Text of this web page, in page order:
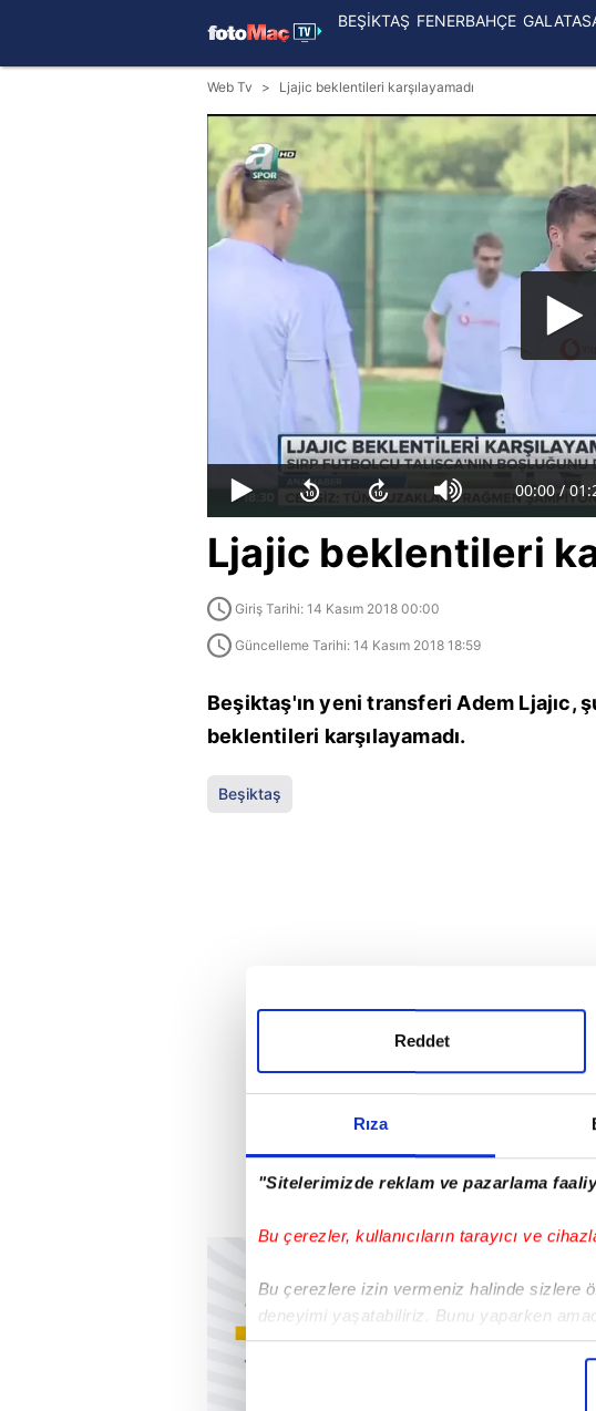
Rıza
"Sitelerimizde reklam ve pazarlama
Bu çerezler, kullanıcıların tarayıcı ve
Bu çerezlere izin vermeniz halinde sizlere
deneyimi yaşatabiliriz. Bunu yaparken
içerikleri sunabilmek adına elimizden
noktasında tek gelir kalemimiz olduğunu
Reddet
BEŞİKTAŞ FENERBAHÇE
Web Tv Ljajic beklentileri karşılayamadı
00:00 /
Ljajic beklentileri
Giriş Tarihi: 14 Kasım 2018 00:00
Güncelleme Tarihi: 14 Kasım 2018 18:59
Beşiktaş'ın yeni transferi Adem Ljajıc,
beklentileri karşılayamadı.
Beşiktaş